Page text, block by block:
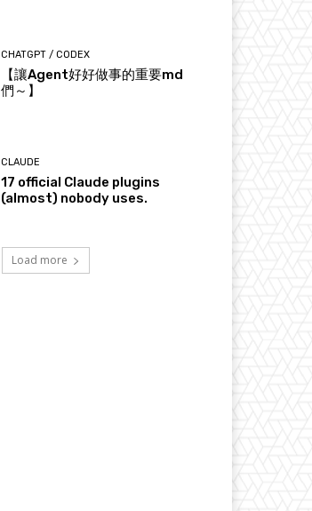
CHATGPT / CODEX
【讓Agent好好做事的重要md
們～】
CLAUDE
17 official Claude plugins
(almost) nobody uses.
Load more